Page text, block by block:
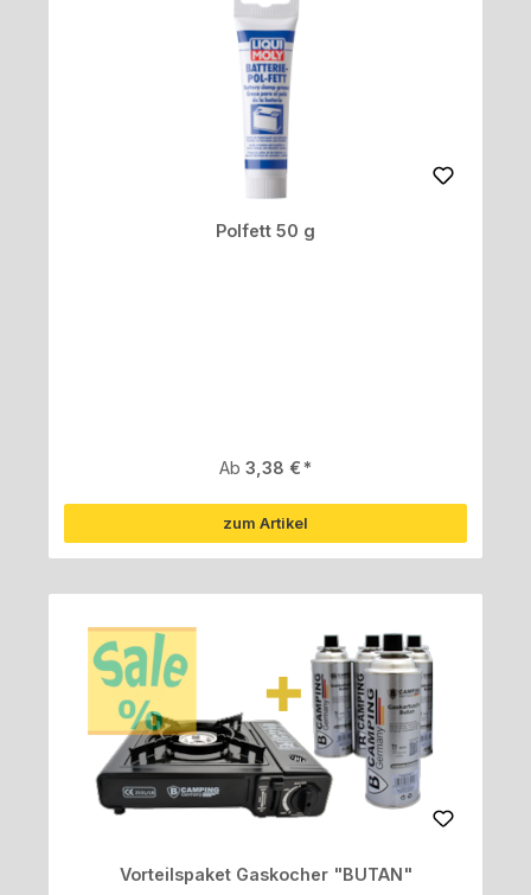
Polfett 50 g
Regulärer Preis:
Ab3,38 €
zum Artikel
Vorteilspaket Gaskocher "BUTAN"